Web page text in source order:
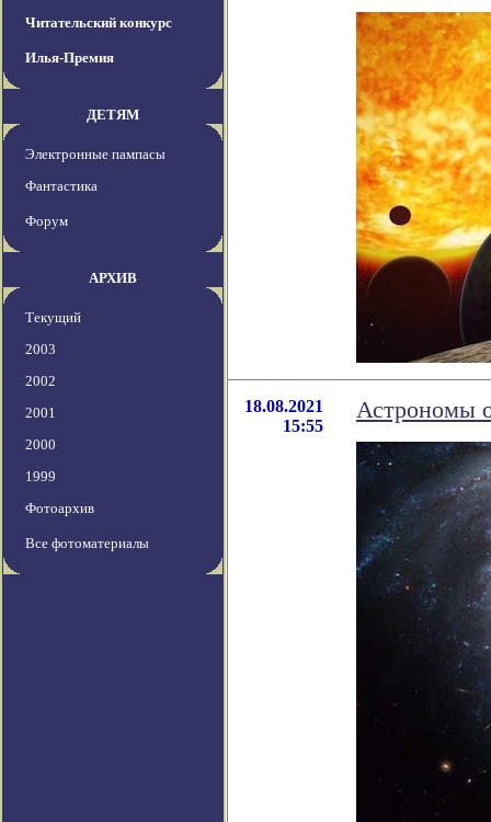
Читательский конкурс
Илья-Премия
ДЕТЯМ
Электронные пампасы
Фантастика
Форум
АРХИВ
Текущий
2003
2002
2001
2000
1999
Фотоархив
Все фотоматериалы
18.08.2021
15:55
Астрономы